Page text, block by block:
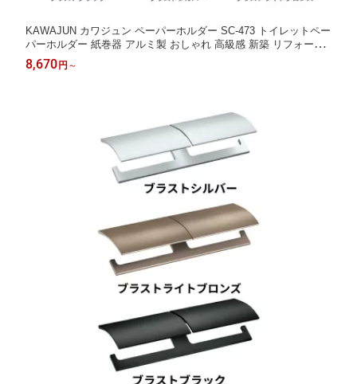
KAWAJUN カワジュン ペーパーホルダー SC-473 トイレットペー
パーホルダー 紙巻器 アルミ製 おしゃれ 高級感 新築 リフォーム
トイレ用品 ブラストブラック ブラストシルバー ブラストライト
ブロンズ 金具 交換 DIY 建築金物 家具金物
8,670 円 ～